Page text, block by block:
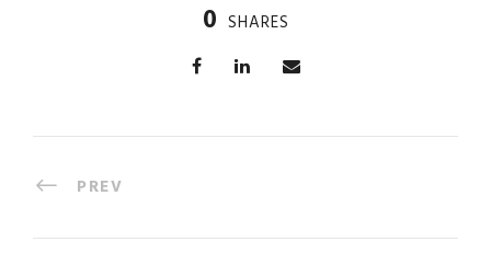
0 SHARES
PREV